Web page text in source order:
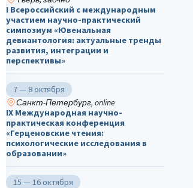
I Всероссийский с международным
участием научно-практический
симпозиум «Ювенальная
девиантология: актуальные тренды
развития, интеграции и
перспективы»
7 — 8 октября
Санкт-Петербург, online
IX Международная научно-
практическая конференция
«Герценовские чтения:
психологические исследования в
образовании»
15 — 16 октября